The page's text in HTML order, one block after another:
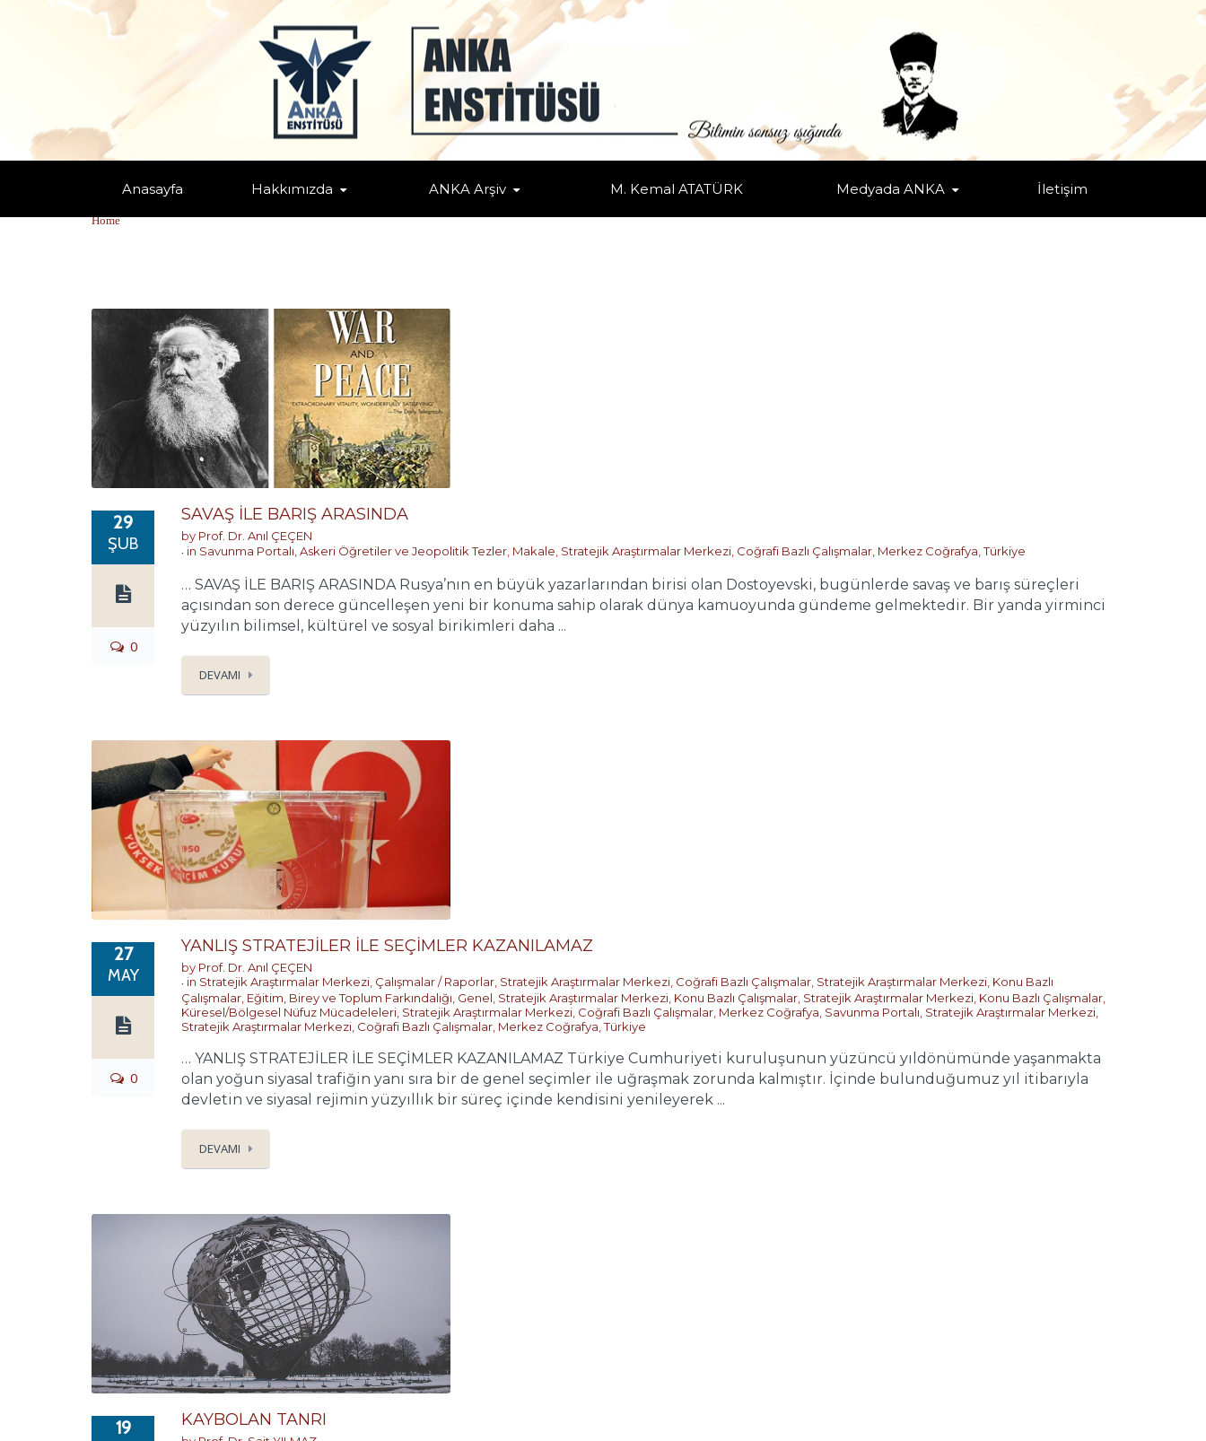
Anasayfa Hakkımızda ANKA Arşiv M. Kemal ATATÜRK Medyada ANKA İletişim
TAGS: "DÜNYA DÜZENI"
Home
29
ŞUB
0
SAVAŞ İLE BARIŞ ARASINDA
by Prof. Dr. Anıl ÇEÇEN
in Savunma Portalı Askeri Öğretiler ve Jeopolitik Tezler Makale Stratejik Araştırmalar Merkezi Coğrafi Bazlı Çalışmalar Merkez Coğrafya ,Türkiye
… SAVAŞ İLE BARIŞ ARASINDA Rusya’nın en büyük yazarlarından birisi olan Dostoyevski, bugünlerde savaş ve barış süreçleri
açısından son derece güncelleşen yeni bir konuma sahip olarak dünya kamuoyunda gündeme gelmektedir. Bir yanda yirminci
yüzyılın bilimsel, kültürel ve sosyal birikimleri daha ...
DEVAMI
27
MAY
0
YANLIŞ STRATEJİLER İLE SEÇİMLER KAZANILAMAZ
by Prof. Dr. Anıl ÇEÇEN
in Stratejik Araştırmalar Merkezi Çalışmalar / Raporlar Stratejik Araştırmalar Merkezi Coğrafi Bazlı Çalışmalar Stratejik Araştırmalar Merkezi Konu Bazlı
Çalışmalar Eğitim, Birey ve Toplum Farkındalığı Genel Stratejik Araştırmalar Merkezi Konu Bazlı Çalışmalar Stratejik Araştırmalar Merkezi Konu Bazlı Çalışmalar
Küresel/Bölgesel Nüfuz Mücadeleleri Stratejik Araştırmalar Merkezi Coğrafi Bazlı Çalışmalar Merkez Coğrafya Savunma Portalı Stratejik Araştırmalar Merkezi
Stratejik Araştırmalar Merkezi Coğrafi Bazlı Çalışmalar Merkez Coğrafya ,Türkiye
… YANLIŞ STRATEJİLER İLE SEÇİMLER KAZANILAMAZ Türkiye Cumhuriyeti kuruluşunun yüzüncü yıldönümünde yaşanmakta
olan yoğun siyasal trafiğin yanı sıra bir de genel seçimler ile uğraşmak zorunda kalmıştır. İçinde bulunduğumuz yıl itibarıyla
devletin ve siyasal rejimin yüzyıllık bir süreç içinde kendisini yenileyerek ...
DEVAMI
19 KAYBOLAN TANRI